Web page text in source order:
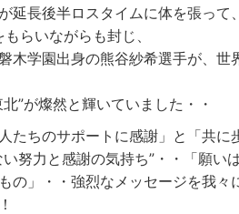
長後半ロスタイムに体を張って、
らいながらも封じ、
木学園出身の熊谷紗希選手が、世
”が燦然と輝いていました・・
たちのサポートに感謝」と「共に
努力と感謝の気持ち”・・「願い
の」・・強烈なメッセージを我々